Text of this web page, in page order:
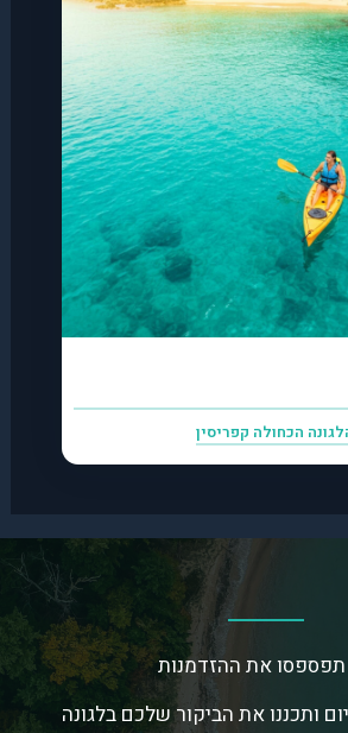
הכחולה קפריסין
את ההזדמנות
ותכננו את הביקור שלכם בלגונה